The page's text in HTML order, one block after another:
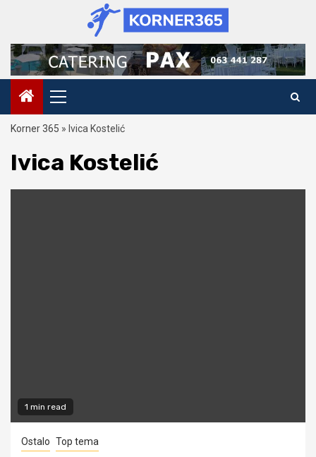
content
Primary
Menu
Korner 365 » Ivica Kostelić
Ivica Kostelić
1 min read
Ostalo Top tema